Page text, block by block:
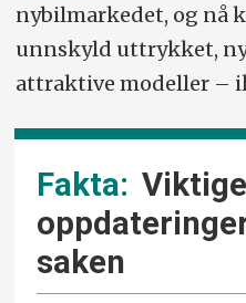
nybilmarkedet, og nå
unnskyld uttrykket,
attraktive modeller –
Viktige
saken